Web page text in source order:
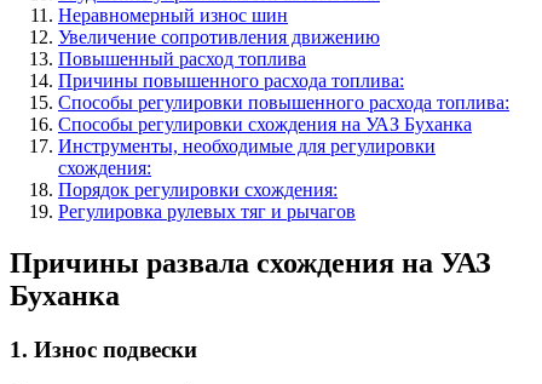
Неравномерный износ шин
Увеличение сопротивления движению
Повышенный расход топлива
Причины повышенного расхода топлива:
Способы регулировки повышенного расхода топлива:
Способы регулировки схождения на УАЗ Буханка
Инструменты, необходимые для регулировки
схождения:
Порядок регулировки схождения:
Регулировка рулевых тяг и рычагов
Причины развала схождения на УАЗ
Буханка
1. Износ подвески